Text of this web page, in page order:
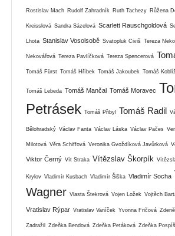
Rostislav Mach Rudolf Zahradník Ruth Tachezy Růžena
Kreisslová Sandra Sázelová Scarlett Rauschgoldová
Lhota Stanislav Vosolsobě Svatopluk Civiš Tereza
Nekovářová Tereza Pavlíčková Tereza Spencerová
Tomáš Fürst Tomáš Hříbek Tomáš Jakoubek Tomáš
Tomáš Lebeda Tomáš Mančal Tomáš Moravec
Petrásek Tomáš Přibyl Tomáš Radil
Bělohradský Václav Fanta Václav Láska Václav Pačes
Milotová Věra Schiffová Veronika Gvoždíková Javůrková
Viktor Černý Vít Straka Vítězslav Škorpík
Krylov Vladimír Kusbach Vladimír Šiška Vladimír Socha
Wagner Vlasta Štekrová Vojen Ložek Vojtěch
Vratislav Rýpar Vratislav Vaníček Yvonna Fričová
Zadražil Zdeňka Bendová Zdeňka Petáková Zdeňka